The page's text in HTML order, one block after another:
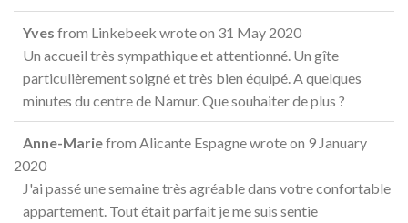
Yves from Linkebeek wrote on 31 May 2020
Un accueil très sympathique et attentionné. Un gîte
particulièrement soigné et très bien équipé. A quelques
minutes du centre de Namur. Que souhaiter de plus ?
Anne-Mariefrom Alicante Espagnewrote on 9 January
2020
J'ai passé une semaine très agréable dans votre confortable
appartement. Tout était parfait je me suis sentie